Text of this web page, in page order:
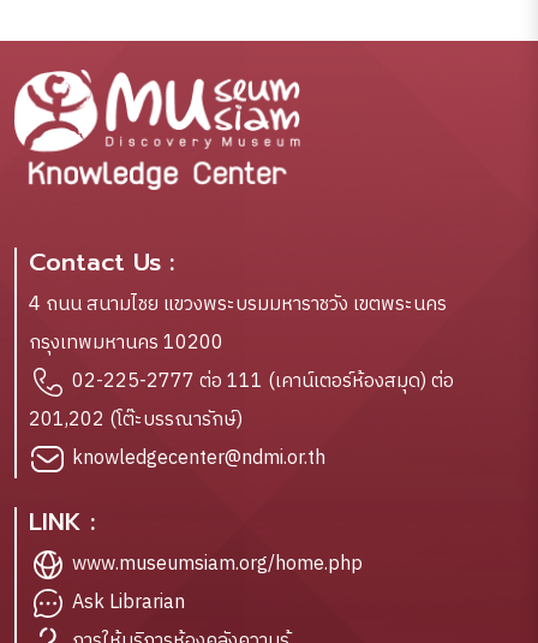
Contact Us :
4 ถนน สนามไชย แขวงพระบรมมหาราชวัง เขตพระนคร
กรุงเทพมหานคร 10200
02-225-2777 ต่อ 111 (เคาน์เตอร์ห้องสมุด) ต่อ
201,202 (โต๊ะบรรณารักษ์)
knowledgecenter@ndmi.or.th
LINK :
www.museumsiam.org/home.php
Ask Librarian